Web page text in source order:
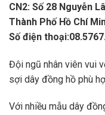
CN2: Số 28 Nguyễn
Thành Phố Hồ Chí
Số điện
Đội ngũ nhân viên vui
sợi dây đồng hồ phù
Với nhiều mẫu dây